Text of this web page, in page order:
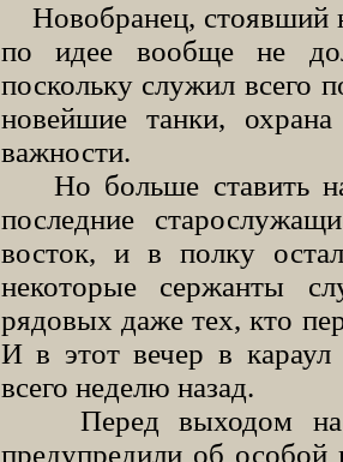
Новобранец, стоявший
по идее вообще не
поскольку служил всего
новейшие танки,
важности.
Но больше ставить на
последние
восток, и в полку
некоторые сержанты
рядовых даже тех, кто
И в этот вечер в
всего неделю назад.
Перед выходом на
предупредили об